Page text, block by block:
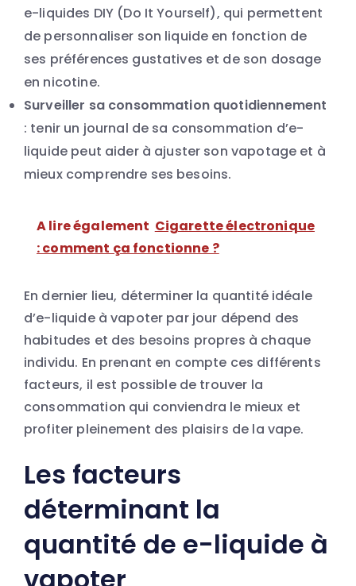
e-liquides DIY (Do It Yourself), qui permettent
de personnaliser son liquide en fonction de
ses préférences gustatives et de son dosage
en nicotine.
Surveiller sa consommation quotidiennement
: tenir un journal de sa consommation d’e-
liquide peut aider à ajuster son vapotage et à
mieux comprendre ses besoins.
A lire également Cigarette électronique
: comment ça fonctionne ?
En dernier lieu, déterminer la quantité idéale
d’e-liquide à vapoter par jour dépend des
habitudes et des besoins propres à chaque
individu. En prenant en compte ces différents
facteurs, il est possible de trouver la
consommation qui conviendra le mieux et
profiter pleinement des plaisirs de la vape.
Les facteurs
déterminant la
quantité de e-liquide à